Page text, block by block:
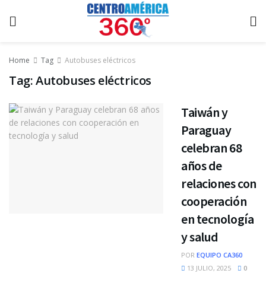
Home Tag Autobuses eléctricos
Tag:Autobuses eléctricos
Taiwán y
Paraguay
celebran 68
años de
relaciones con
cooperación
en tecnología
y salud
POR EQUIPO CA360
13 JULIO, 2025
0